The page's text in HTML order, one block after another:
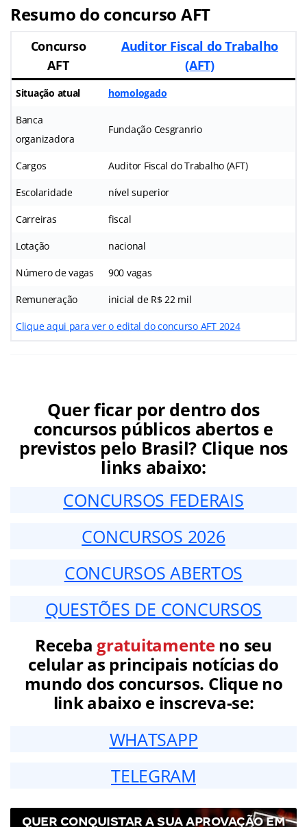
Resumo do concurso AFT
Concurso
AFT
Auditor Fiscal do Trabalho
(AFT)
Situação atual homologado
Banca
organizadora
Fundação Cesgranrio
Cargos Auditor Fiscal do Trabalho (AFT)
Escolaridade nível superior
Carreiras fiscal
Lotação nacional
Número de vagas 900 vagas
Remuneração inicial de R$ 22 mil
Clique aqui para ver o edital do concurso AFT 2024
Quer ficar por dentro dos
concursos públicos abertos e
previstos pelo Brasil? Clique nos
links abaixo:
CONCURSOS FEDERAIS
CONCURSOS 2026
CONCURSOS ABERTOS
QUESTÕES DE CONCURSOS
Receba gratuitamenteno seu
celular as principais notícias do
mundo dos concursos. Clique no
link abaixo e inscreva-se:
WHATSAPP
TELEGRAM
QUER CONQUISTAR A SUA APROVAÇÃO EM